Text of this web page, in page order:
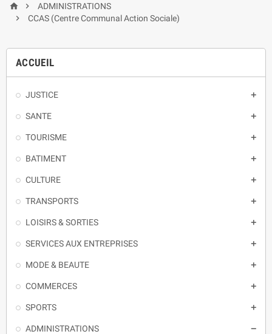
 
ADMINISTRATIONS

CCAS (Centre Communal Action Sociale)
ACCUEIL
JUSTICE 
SANTE 
TOURISME 
BATIMENT 
CULTURE 
TRANSPORTS 
LOISIRS & SORTIES 
SERVICES AUX ENTREPRISES 
MODE & BEAUTE 
COMMERCES 
SPORTS 
ADMINISTRATIONS 